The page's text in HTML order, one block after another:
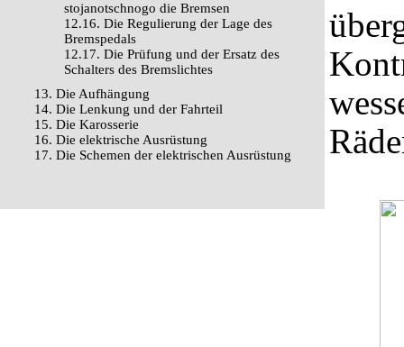
stojanotschnogo die Bremsen
12.16. Die Regulierung der Lage des
Bremspedals
12.17. Die Prüfung und der Ersatz des
Schalters des Bremslichtes
13. Die Aufhängung
14. Die Lenkung und der Fahrteil
15. Die Karosserie
16. Die elektrische Ausrüstung
17. Die Schemen der elektrischen Ausrüstung